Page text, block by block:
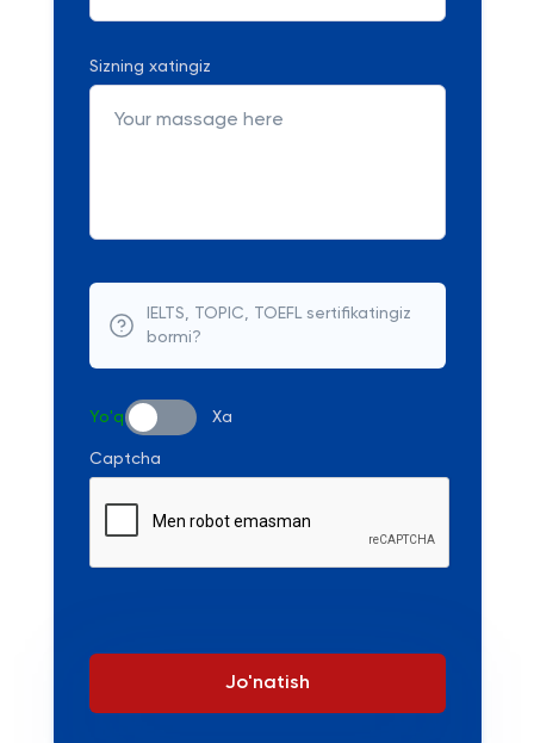
Sizning xatingiz
IELTS, TOPIC, TOEFL sertifikatingiz
bormi?
Yo'q Xa
Captcha
Jo'natish